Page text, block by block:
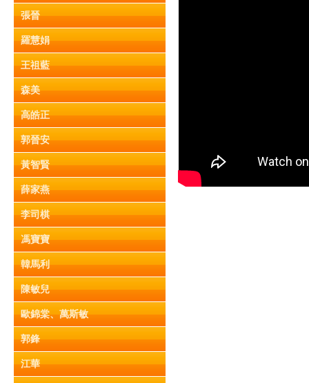
張晉
羅慧娟
王祖藍
森美
高皓正
郭晉安
黃智賢
薛家燕
李司棋
馮寶寶
韓馬利
陳敏兒
歐錦棠、萬斯敏
郭鋒
江華